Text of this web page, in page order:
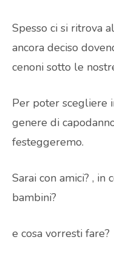
Spesso ci si ritrova
ancora deciso
cenoni sotto le
Per poter scegliere
genere di
festeggeremo.
Sarai con amici? , in
bambini?
e cosa vorresti fare?